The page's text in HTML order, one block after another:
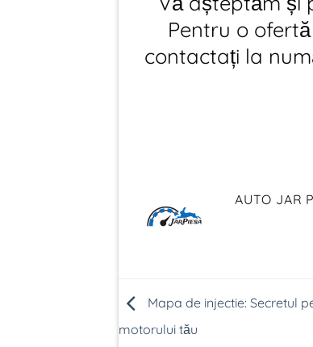
Pentru o
contactați la
AUTO JAR
Mapa de injectie: Secretul
motorului tău